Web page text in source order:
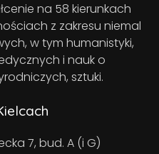
na 58 kierunkach
z zakresu niemal
w tym humanistyki,
i nauk o
sztuki.
7, bud. A (i G)